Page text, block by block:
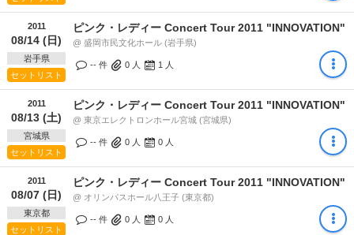
2011
08/14 (日)
岩手県
セットリスト
ピンク・レディー Concert Tour 2011 "INNOVATION"
@ 盛岡市民文化ホール (岩手県)
-- 件 0 人 1 人
2011
08/13 (土)
宮城県
セットリスト
ピンク・レディー Concert Tour 2011 "INNOVATION"
@ 東京エレクトロンホール宮城 (宮城県)
-- 件 0 人 0 人
2011
08/07 (日)
東京都
セットリスト
ピンク・レディー Concert Tour 2011 "INNOVATION"
@ オリンパスホール八王子 (東京都)
-- 件 0 人 0 人